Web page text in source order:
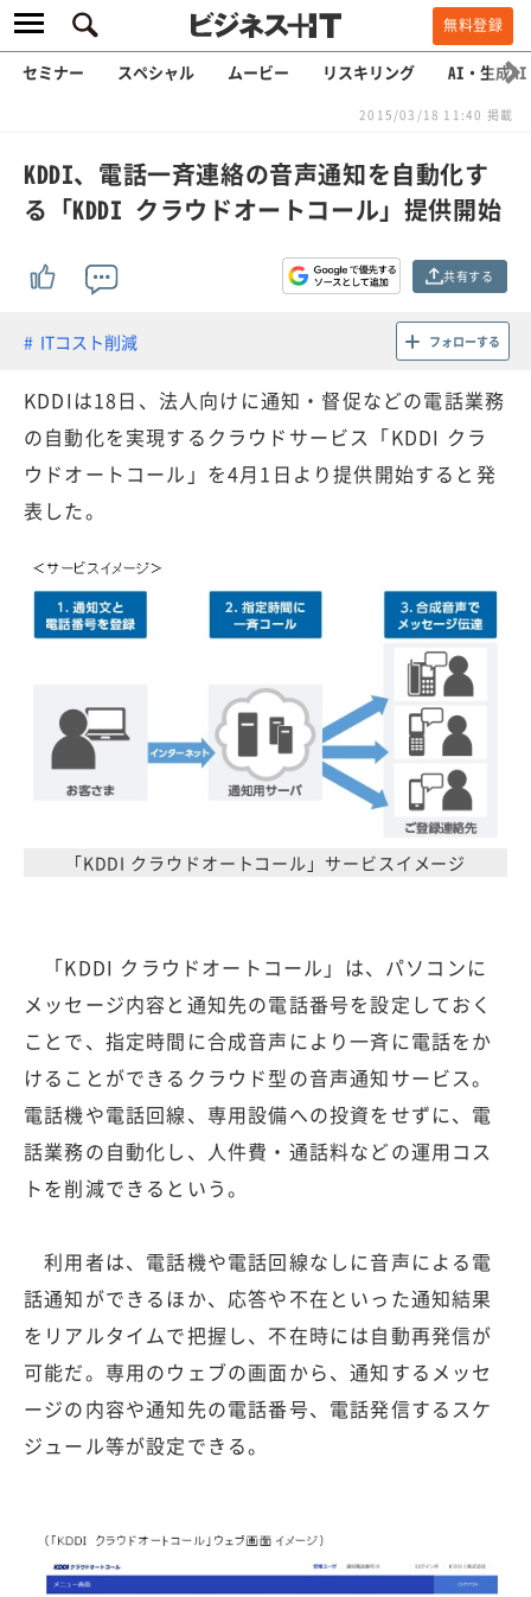
無料登録
セミナー スペシャル ムービー リスキリング AI・生成AI
2015/03/18 11:40 掲載
KDDI、電話一斉連絡の音声通知を自動化す
る「KDDI クラウドオートコール」提供開始
共有する
ITコスト削減 フォローする
KDDIは18日、法人向けに通知・督促などの電話業務
の自動化を実現するクラウドサービス「KDDI クラ
ウドオートコール」を4月1日より提供開始すると発
表した。
「KDDI クラウドオートコール」サービスイメージ
「KDDI クラウドオートコール」は、パソコンに
メッセージ内容と通知先の電話番号を設定しておく
ことで、指定時間に合成音声により一斉に電話をか
けることができるクラウド型の音声通知サービス。
電話機や電話回線、専用設備への投資をせずに、電
話業務の自動化し、人件費・通話料などの運用コス
トを削減できるという。
利用者は、電話機や電話回線なしに音声による電
話通知ができるほか、応答や不在といった通知結果
をリアルタイムで把握し、不在時には自動再発信が
可能だ。専用のウェブの画面から、通知するメッセ
ージの内容や通知先の電話番号、電話発信するスケ
ジュール等が設定できる。